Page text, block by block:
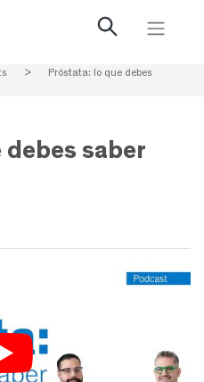
>
Próstata: lo que debes
saber